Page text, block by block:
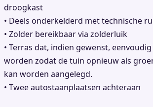
droogkast
• Deels onderkelderd met technische
• Zolder bereikbaar via zolderluik
• Terras dat, indien gewenst,
worden zodat de tuin opnieuw als
kan worden aangelegd.
• Twee autostaanplaatsen achteraan